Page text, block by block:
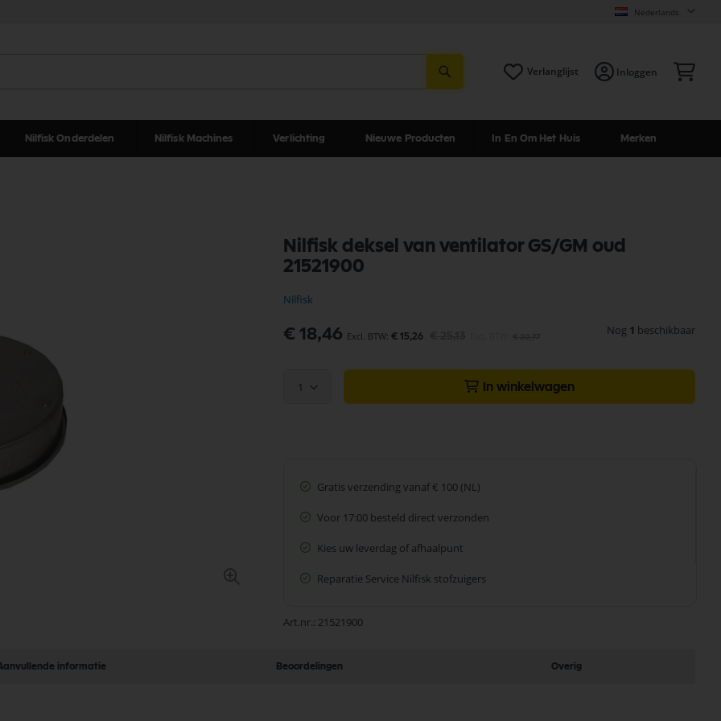
Nederlands
Verlanglijst Inloggen
Nilfisk Onderdelen Nilfisk Machines Verlichting Nieuwe Producten In En Om Het Huis Merken
Nilfisk deksel van ventilator GS/GM oud
21521900
Nilfisk
Speciale
€ 18,46 € 15,26 Nog 1 beschikbaar
1 In winkelwagen
Gratis verzending vanaf € 100 (NL)
Voor 17:00 besteld direct verzonden
Kies uw leverdag of afhaalpunt
Reparatie Service Nilfisk stofzuigers
Art.nr. 21521900
informatie Beoordelingen Overig